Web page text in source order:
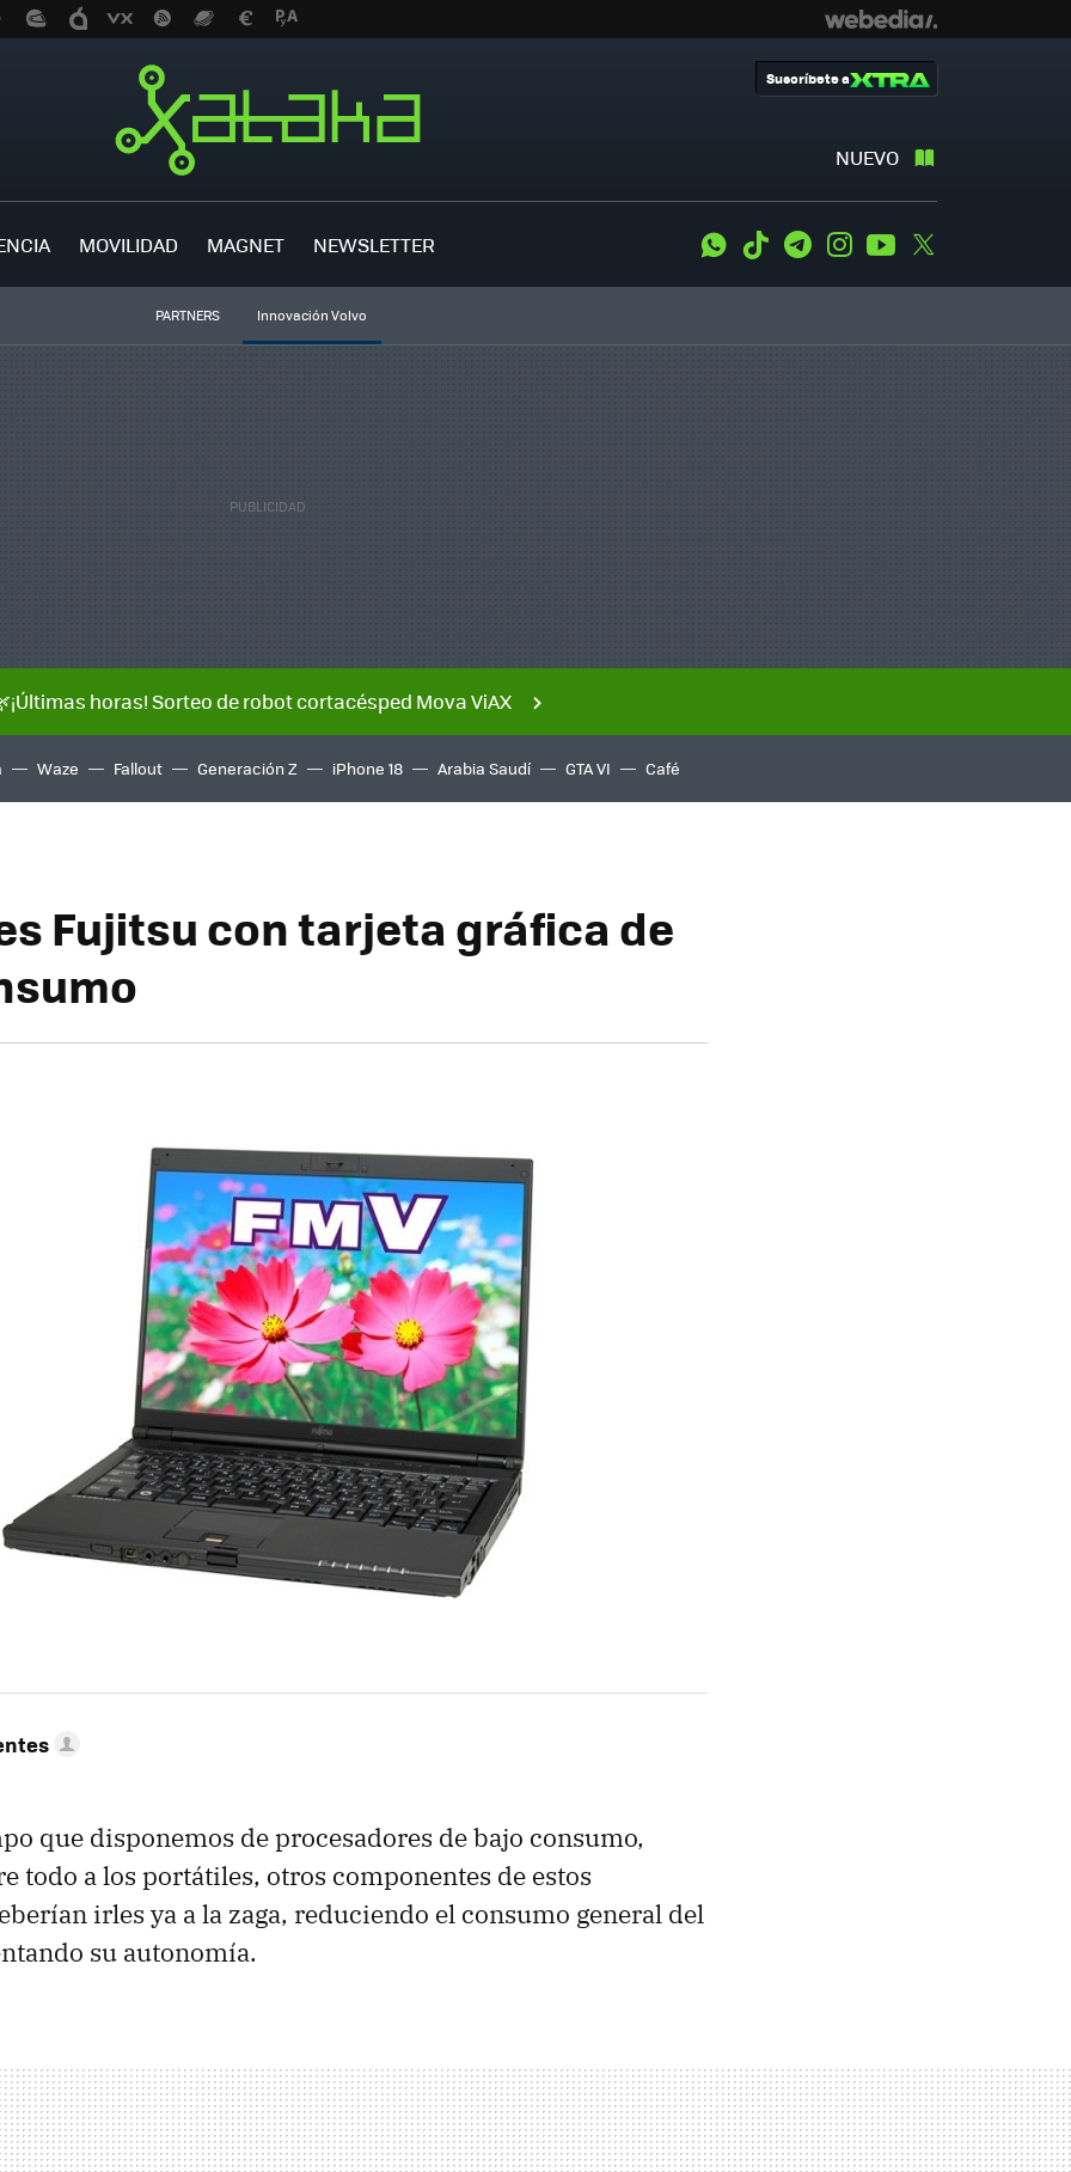
NUEVO
Suscríbete a
MOVILIDAD MAGNET NEWSLETTER WhatsApp
Tiktok TelegramInstagramYoutube
PARTNERS Innovación Volvo
horas! Sorteo de robot cortacésped Mova ViAX
Waze Fallout Generación Z iPhone 18 Arabia Saudí GTA VI Café
Fujitsu con tarjeta gráfica de
que disponemos de procesadores de bajo consumo,
todo a los portátiles, otros componentes de estos
irles ya a la zaga, reduciendo el consumo general del
su autonomía.